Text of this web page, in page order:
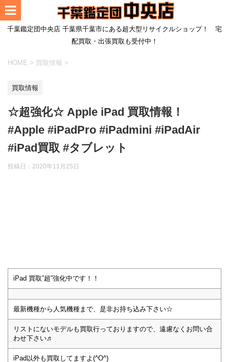
千葉鑑定団中央店 千葉県千葉市にある超大型リサイクルショップ！ 宅
配買取・出張買取も受付中！
HOME > 買取情報 >
買取情報
☆超強化☆ Apple iPad 買取情報！
#Apple #iPadPro #iPadmini #iPadAir
#iPad買取 #タブレット
投稿日： 2020年11月25日
iPad 買取”超”強化中です！！
最新機種から人気機種まで、是非お持ち込み下さい☆
リストにないモデルも買取行っておりますので、遠慮なくお問い合
わせ下さい♬
iPad以外も買取してますよ(^O^)